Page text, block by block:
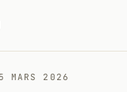
MARS 2026